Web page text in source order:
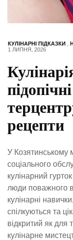
КУЛІНАРНІ ПІДКАЗКИ
1 ЛИПНЯ, 2026
рецепти
У Козятинському
соціального
кулінарний
люди поважного
кулінарні
спілкуються та
відкритий як
кулінарне